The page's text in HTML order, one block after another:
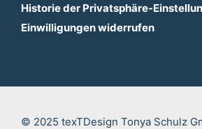
Historie der Privatsphäre-
Einwilligungen widerrufen
© 2025 texTDesign Tonya Schulz